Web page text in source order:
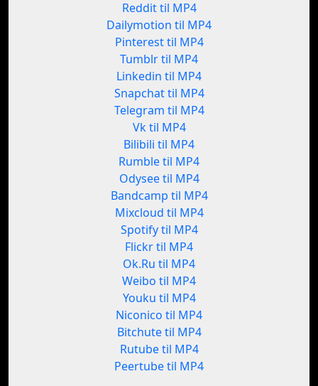
Reddit til MP4
Dailymotion til MP4
Pinterest til MP4
Tumblr til MP4
Linkedin til MP4
Snapchat til MP4
Telegram til MP4
Vk til MP4
Bilibili til MP4
Rumble til MP4
Odysee til MP4
Bandcamp til MP4
Mixcloud til MP4
Spotify til MP4
Flickr til MP4
Ok.Ru til MP4
Weibo til MP4
Youku til MP4
Niconico til MP4
Bitchute til MP4
Rutube til MP4
Peertube til MP4